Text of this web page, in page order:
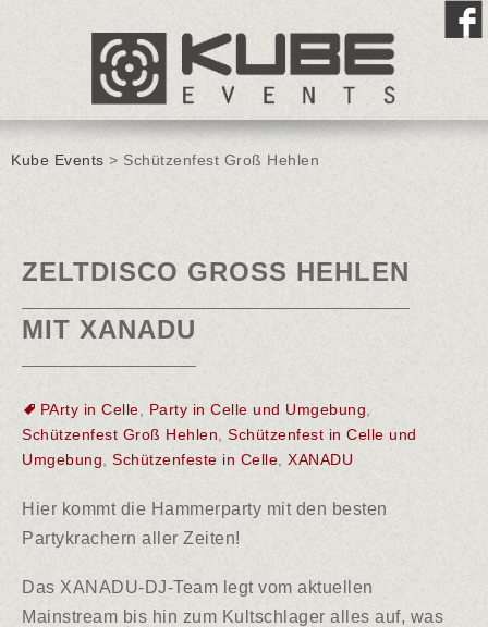
Kube Events > Schützenfest Groß Hehlen
ZELTDISCO GROSS HEHLEN M
IT XANADU
PArty in Celle Party in Celle und Umgebung
Schützenfest Groß Hehlen
Schützenfest in Celle und
Umgebung
Schützenfeste in Celle XANADU
Hier kommt die Hammerparty mit den besten
Partykrachern aller Zeiten!
Das XANADU-DJ-Team legt vom aktuellen
Mainstream bis hin zum Kultschlager alles auf, was